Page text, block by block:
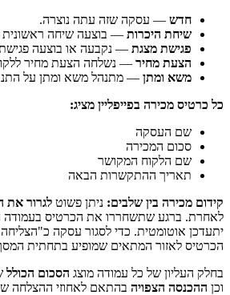
חדש — עסקה שזה עתה נוצרה.
שיחת היכרות — בוצעה שיחה
פגישת מצגת — נקבעה או בוצעה
הצעת מחיר — נשלחה הצעת מחיר
משא ומתן — מתנהל משא ומתן על
כל כרטיס מכירה בפייפליין מציג:
שם העסקה
סכום המכירה
שם הלקוח המקושר
תאריך ההתקשרות הבאה
קידום מכירה בין שלבים: ניתן פשוט לגרור את
לאחרת. ברגע שתשחררו את הכרטיס
יתעדכן אוטומטית. כדי לסגור עסקה
הכרטיס לאזור המתאים שמופיע בתחתית
בחלק העליון של כל עמודה מוצג הסכום הכולל
וכן ההכנסה הצפויה בהתאם לאחוזי ההצלחה